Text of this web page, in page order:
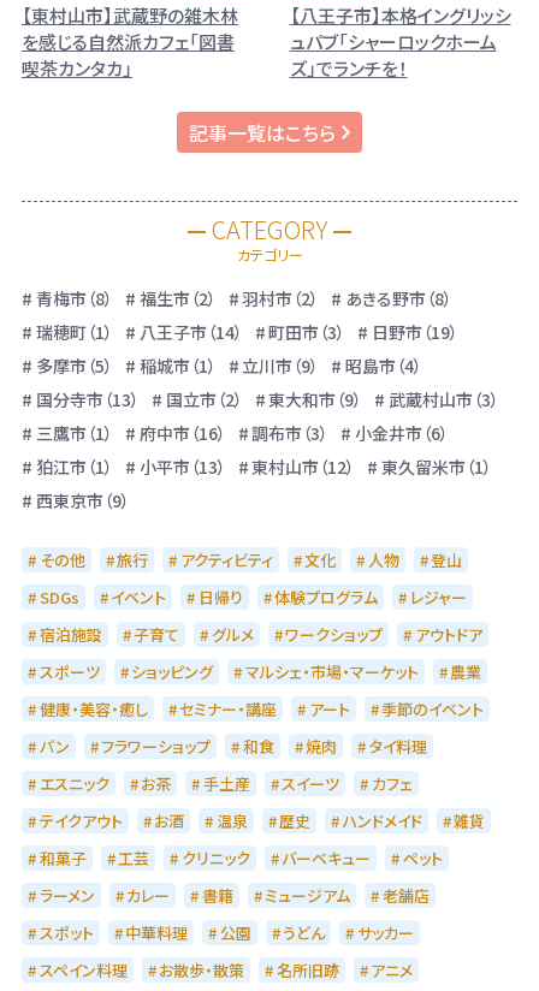
【東村山市】武蔵野の雑木林
を感じる自然派カフェ「図書
喫茶カンタカ」
【八王子市】本格イングリッシ
ュパブ「シャーロックホーム
ズ」でランチを！
記事一覧はこちら
CATEGORY
カテゴリー
青梅市（8） 福生市（2） 羽村市（2）
あきる野市（8）
瑞穂町（1）
八王子市（14） 町田市（3）
日野市（19）
多摩市（5）
稲城市（1） 立川市（9）
昭島市（4）
国分寺市（13）
国立市（2） 東大和市（9）
武蔵村山市（3）
三鷹市（1）
府中市（16） 調布市（3）
小金井市（6）
狛江市（1）
小平市（13） 東村山市（12）
東久留米市（1）
西東京市（9）
その他 旅行 アクティビティ 文化 人物
登山
SDGs
イベント 日帰り 体験プログラム
レジャー
宿泊施設
子育て グルメ ワークショップ
アウトドア
スポーツ
ショッピング マルシェ・市場・マーケット
農業
健康・美容・癒し
セミナー・講座 アート
季節のイベント
パン
フラワーショップ 和食 焼肉
タイ料理
エスニック
お茶 手土産 スイーツ
カフェ
テイクアウト
お酒 温泉 歴史 ハンドメイド
雑貨
和菓子
工芸 クリニック バーベキュー
ペット
ラーメン
カレー 書籍 ミュージアム
老舗店
スポット
中華料理 公園 うどん
サッカー
スペイン料理
お散歩・散策 名所旧跡 アニメ